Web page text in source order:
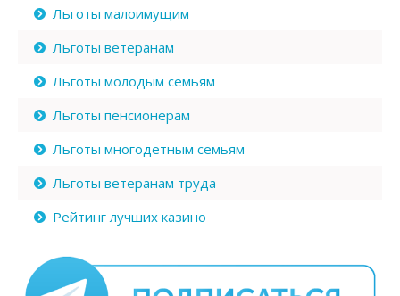
Льготы малоимущим
Льготы ветеранам
Льготы молодым семьям
Льготы пенсионерам
Льготы многодетным семьям
Льготы ветеранам труда
Рейтинг лучших казино